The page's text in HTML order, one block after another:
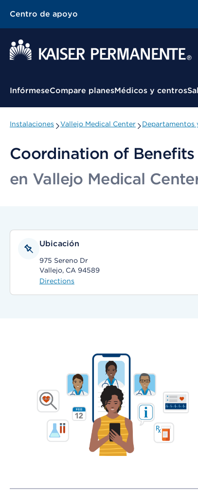
Centro de apoyo
Menú contextual
InfórmeseCompare planesMédicos y centros
Instalaciones Vallejo Medical Center Departamentos
Coordination of Benefits
en Vallejo Medical
Ubicación
975 Sereno Dr
Vallejo, CA 94589
Directions